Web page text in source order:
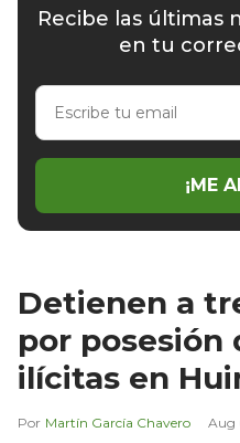
Recibe las últimas
en tu
Escribe
email
¡ME
Detienen a
por posesión
ilícitas en
Martín García Chavero Aug